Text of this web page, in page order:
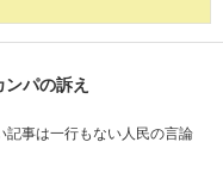
パの訴え
記事は一行もない人民の言論